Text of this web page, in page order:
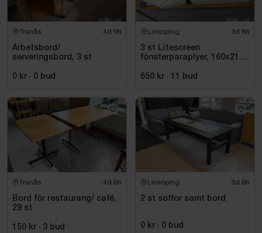
repor och användningsspår.
Tranås 4d 9h
Arbetsbord/
serveringsbord, 3 st
0 kr · 0 bud
Linköping 3d 8h
3 st Litescreen
fönsterparaplyer, 160x210
650 kr · 11 bud
Tranås 4d 8h
Bord för restaurang/ café,
29 st
150 kr · 3 bud
Linköping 3d 8h
2 st soffor samt bord
0 kr · 0 bud